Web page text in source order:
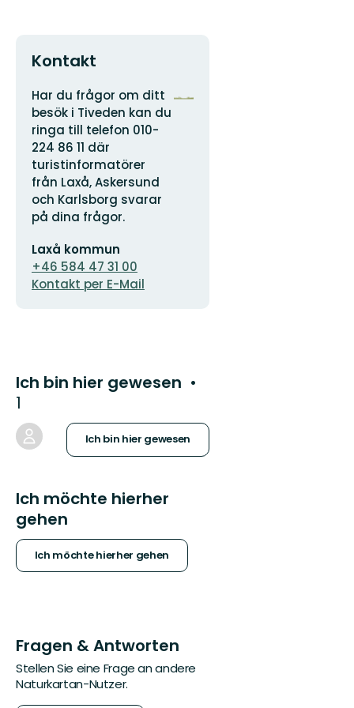
Kontakt
Adresse
Har du frågor om ditt
besök i Tiveden kan du
ringa till telefon 010-
224 86 11 där
turistinformatörer
från Laxå, Askersund
och Karlsborg svarar
på dina frågor.
Mail-
Adresse
Laxå kommun
+46 584 47 31 00
Kontakt per E-Mail
Logotyp
Ich bin hier gewesen
1
Ich bin hier gewesen
Ich möchte hierher
gehen
Ich möchte hierher gehen
Fragen & Antworten
Stellen Sie eine Frage an andere
Naturkartan-Nutzer.